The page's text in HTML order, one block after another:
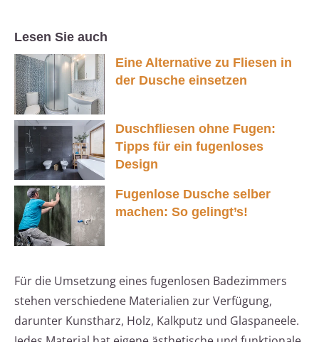
Lesen Sie auch
Eine Alternative zu Fliesen in
der Dusche einsetzen
Duschfliesen ohne Fugen:
Tipps für ein fugenloses
Design
Fugenlose Dusche selber
machen: So gelingt’s!
Für die Umsetzung eines fugenlosen Badezimmers
stehen verschiedene Materialien zur Verfügung,
darunter Kunstharz, Holz, Kalkputz und Glaspaneele.